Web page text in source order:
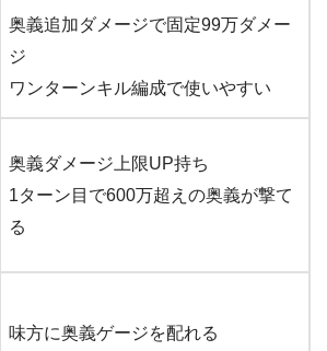
奥義追加ダメージで固定99万ダメー
ジ
ワンターンキル編成で使いやすい
奥義ダメージ上限UP持ち
1ターン目で600万超えの奥義が撃て
る
味方に奥義ゲージを配れる